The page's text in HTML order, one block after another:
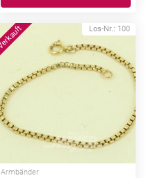
Los-Nr.: 100
Armbänder